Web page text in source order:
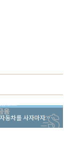
자동차를 사자마자 고장이 났다면?